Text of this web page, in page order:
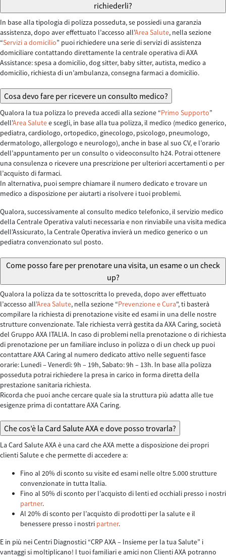
richiederli?
In base alla tipologia di polizza posseduta, se possiedi una garanzia
assistenza, dopo aver effettuato l’accesso all’Area Salute, nella sezione
“Servizi a domicilio” puoi richiedere una serie di servizi di assistenza
domiciliare contattando direttamente la centrale operativa di AXA
Assistance: spesa a domicilio, dog sitter, baby sitter, autista, medico a
domicilio, richiesta di un’ambulanza, consegna farmaci a domicilio.
Cosa devo fare per ricevere un consulto medico?
Qualora la tua polizza lo preveda accedi alla sezione “Primo Supporto”
dell’Area Salutee scegli, in base alla tua polizza, il medico (medico generico,
pediatra, cardiologo, ortopedico, ginecologo, psicologo, pneumologo,
dermatologo, allergologo e neurologo), anche in base al suo CV, e l’orario
dell’appuntamento per un consulto o videoconsulto h24. Potrai ottenere
una consulenza o ricevere una prescrizione per ulteriori accertamenti o per
l’acquisto di farmaci.
In alternativa, puoi sempre chiamare il numero dedicato e trovare un
medico a disposizione per aiutarti a risolvere i tuoi problemi.
Qualora, successivamente al consulto medico telefonico, il servizio medico
della Centrale Operativa valuti necessaria e non rinviabile una visita medica
dell’Assicurato, la Centrale Operativa invierà un medico generico o un
pediatra convenzionato sul posto.
Come posso fare per prenotare una visita, un esame o un check
up?
Qualora la polizza da te sottoscritta lo preveda, dopo aver effettuato
l’accesso all’Area Salute, nella sezione “Prevenzione e Cura", ti basterà
compilare la richiesta di prenotazione visite ed esami in una delle nostre
strutture convenzionate. Tale richiesta verrà gestita da AXA Caring, società
del Gruppo AXA ITALIA. In caso di problemi nella prenotazione o di richiesta
di prenotazione per un familiare incluso in polizza o di un check up puoi
contattare AXA Caring al numero dedicato attivo nelle seguenti fasce
orarie: Lunedì – Venerdì: 9h – 19h, Sabato: 9h – 13h. In base alla polizza
posseduta potrai richiedere la presa in carico in forma diretta della
prestazione sanitaria richiesta.
Ricorda che puoi anche cercare quale sia la struttura più adatta alle tue
esigenze prima di contattare AXA Caring.
Che cos’è la Card Salute AXA e dove posso trovarla?
La Card Salute AXA è una card che AXA mette a disposizione dei propri
clienti Salute e che permette di accedere a:
Fino al 20% di sconto su visite ed esami nelle oltre 5.000 strutture
convenzionate in tutta Italia.
Fino al 50% di sconto per l’acquisto di lenti ed occhiali presso i nostri
partner.
Al 20% di sconto per l’acquisto di prodotti per la salute e il
benessere presso i nostri partner.
E in più nei Centri Diagnostici “CRP AXA – Insieme per la tua Salute” i
vantaggi si moltiplicano! I tuoi familiari e amici non Clienti AXA potranno